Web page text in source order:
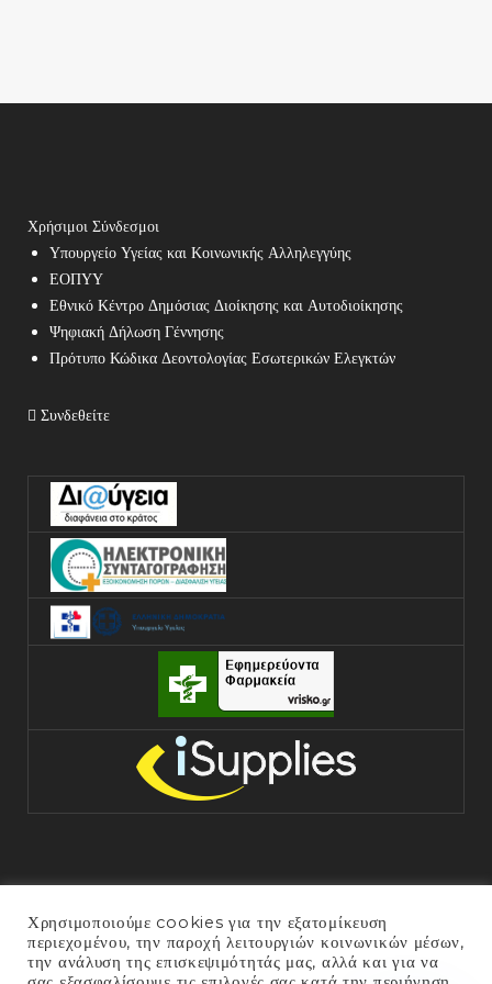
Χρήσιμοι Σύνδεσμοι
Υπουργείο Υγείας και Κοινωνικής Αλληλεγγύης
ΕΟΠΥΥ
Εθνικό Κέντρο Δημόσιας Διοίκησης και Αυτοδιοίκησης
Ψηφιακή Δήλωση Γέννησης
Πρότυπο Κώδικα Δεοντολογίας Εσωτερικών Ελεγκτών
Συνδεθείτε
COPYRIGHT © 2025 ΓΕΝΙΚΌ ΝΟΣΟΚΟΜΕΊΟ ΆΡΤΑΣ. ALL RIGHTS
Χρησιμοποιούμε cookies για την εξατομίκευση
περιεχομένου, την παροχή λειτουργιών κοινωνικών μέσων,
την ανάλυση της επισκεψιμότητάς μας, αλλά και για να